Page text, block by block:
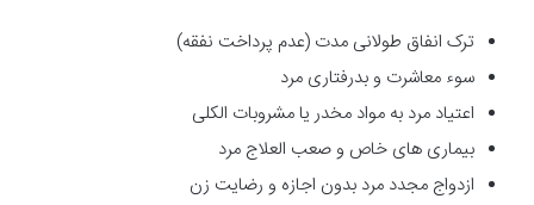
ترک انفاق طولانی مدت (عدم پرداخت نفقه)
سوء معاشرت و بدرفتاری مرد
اعتیاد مرد به مواد مخدر یا مشروبات الکلی
بیماری های خاص و صعب العلاج مرد
ازدواج مجدد مرد بدون اجازه و رضایت زن